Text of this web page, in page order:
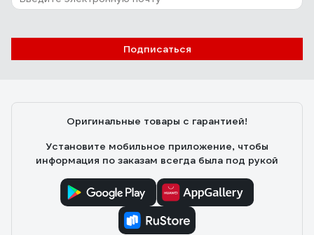
Подписаться
Оригинальные товары с гарантией!
Установите мобильное приложение, чтобы
информация по заказам всегда была под рукой